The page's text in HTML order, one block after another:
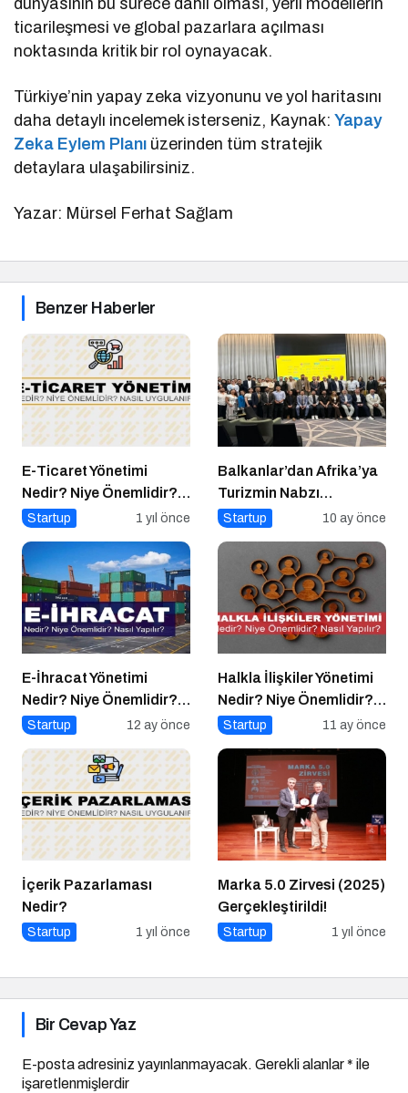
dünyasının bu sürece dahil olması, yerli modellerin
ticarileşmesi ve global pazarlara açılması
noktasında kritik bir rol oynayacak.
Türkiye’nin yapay zeka vizyonunu ve yol haritasını
daha detaylı incelemek isterseniz, Kaynak:Yapay
Zeka Eylem Planı üzerinden tüm stratejik
detaylara ulaşabilirsiniz.
Yazar: Mürsel Ferhat Sağlam
Benzer Haberler
E-Ticaret Yönetimi
Nedir? Niye Önemlidir?
E-Ticaret Yönetimi Nasıl
Startup 1 yıl önce
Balkanlar’dan Afrika’ya
Turizmin Nabzı
Uzakrota Dubai’de Attı
Startup 10 ay önce
E-İhracat Yönetimi
Nedir? Niye Önemlidir?
Nasıl Yapılır?
Startup 12 ay önce
Halkla İlişkiler Yönetimi
Nedir? Niye Önemlidir?
Halkla İlişkiler Yönetimi
Startup 11 ay önce
İçerik Pazarlaması
Nedir?
Startup 1 yıl önce
Marka 5.0 Zirvesi (2025)
Gerçekleştirildi!
Startup 1 yıl önce
Bir Cevap Yaz
E-posta adresiniz yayınlanmayacak. Gerekli alanlar* ile
işaretlenmişlerdir